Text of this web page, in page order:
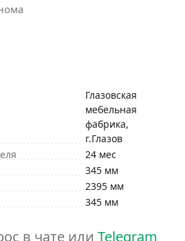
Глазовская
мебельная
фабрика,
г.Глазов
24 мес
345 мм
2395 мм
345 мм
в чате или Telegram